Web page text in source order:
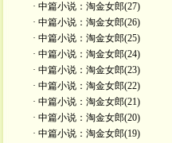
· 中篇小说：淘金女郎(27)
· 中篇小说：淘金女郎(26)
· 中篇小说：淘金女郎(25)
· 中篇小说：淘金女郎(24)
· 中篇小说：淘金女郎(23)
· 中篇小说：淘金女郎(22)
· 中篇小说：淘金女郎(21)
· 中篇小说：淘金女郎(20)
· 中篇小说：淘金女郎(19)